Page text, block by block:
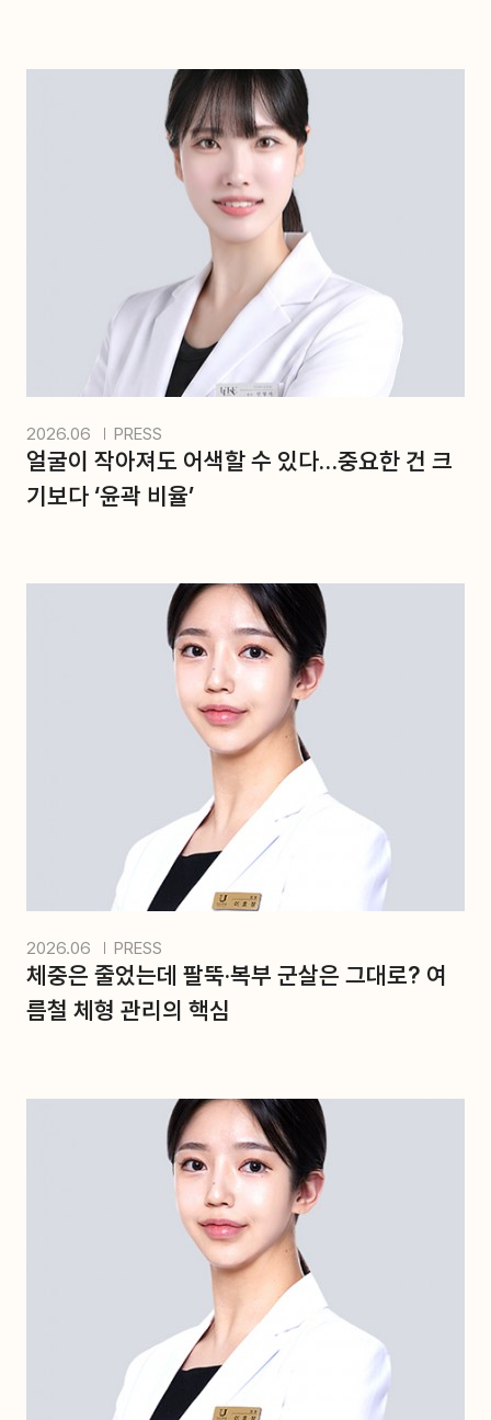
2026.06 PRESS
얼굴이 작아져도 어색할 수 있다…중요한 건 크
기보다 ‘윤곽 비율’
2026.06 PRESS
체중은 줄었는데 팔뚝·복부 군살은 그대로? 여
름철 체형 관리의 핵심